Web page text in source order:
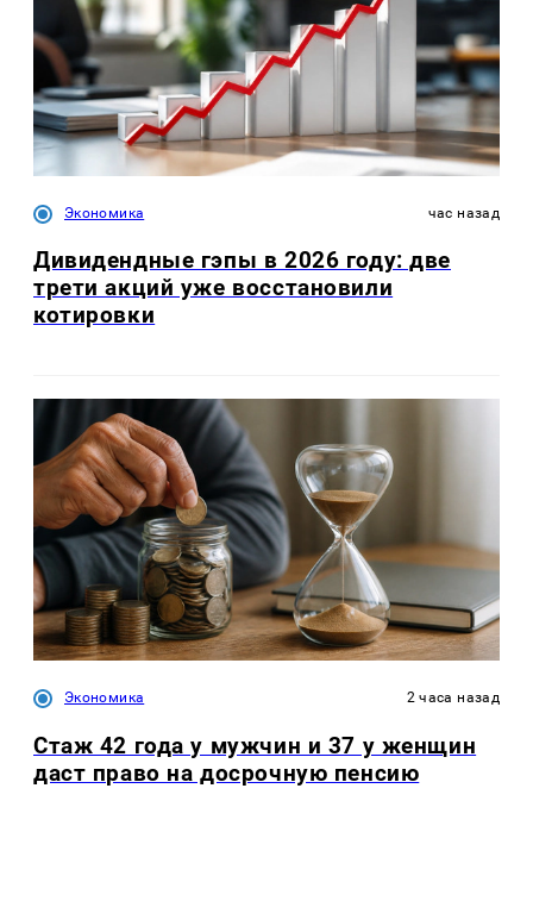
Экономика час назад
Дивидендные гэпы в 2026 году: две
трети акций уже восстановили
котировки
Экономика 2 часа назад
Стаж 42 года у мужчин и 37 у женщин
даст право на досрочную пенсию